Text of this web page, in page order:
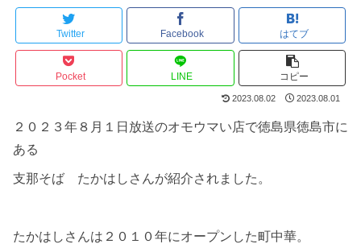
Twitter Facebook はてブ
Pocket LINE コピー
2023.08.02 2023.08.01
２０２３年８月１日放送のオモウマい店で徳島県徳島市に
ある
支那そば たかはしさんが紹介されました。
たかはしさんは２０１０年にオープンした町中華。